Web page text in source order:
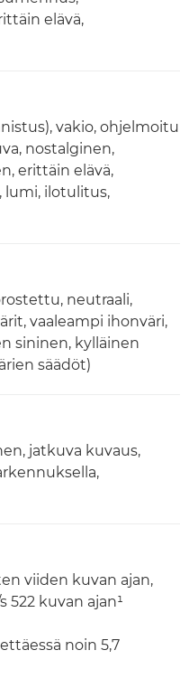
elävä,
vakio, ohjelmoitu
nostalginen,
erittäin elävä,
lumi, ilotulitus,
neutraali,
vaaleampi ihonväri,
sininen, kylläinen
säädöt)
jatkuva kuvaus,
viiden kuvan ajan,
522 kuvan ajan¹
noin 5,7